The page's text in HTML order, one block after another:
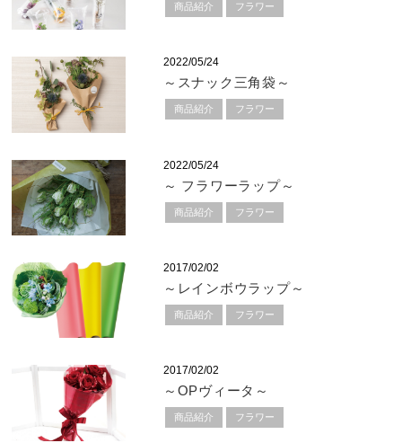
商品紹介 フラワー
2022/05/24
～スナック三角袋～
商品紹介 フラワー
2022/05/24
～ フラワーラップ～
商品紹介 フラワー
2017/02/02
～レインボウラップ～
商品紹介 フラワー
2017/02/02
～OPヴィータ～
商品紹介 フラワー